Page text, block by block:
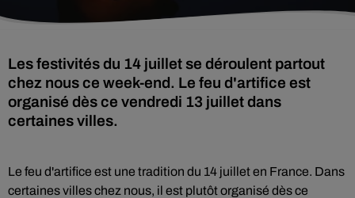
Les festivités du 14 juillet se déroulent partout
chez nous ce week-end. Le feu d'artifice est
organisé dès ce vendredi 13 juillet dans
certaines villes.
Le feu d'artifice est une tradition du 14 juillet en France. Dans
certaines villes chez nous, il est plutôt organisé dès ce